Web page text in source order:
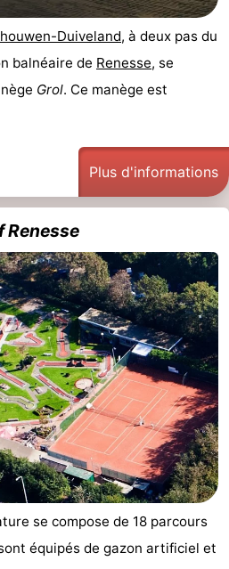
Duiveland, à deux pas du
balnéaire de Renesse, se
Grol. Ce manège est
Plus d'informations
Renesse
se compose de 18 parcours
équipés de gazon artificiel et